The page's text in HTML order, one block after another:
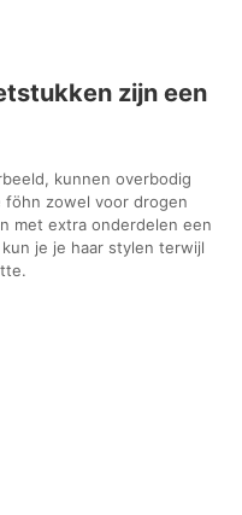
zijn een
kunnen overbodig
föhn zowel voor drogen
met extra onderdelen een
je je haar stylen terwijl